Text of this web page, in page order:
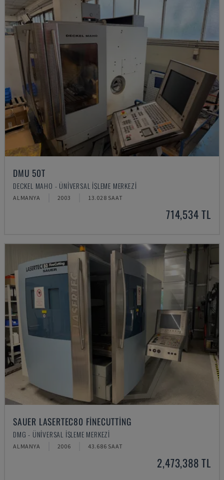
DMU 50T
DECKEL MAHO - ÜNIVERSAL İŞLEME MERKEZI
ALMANYA 2003 13.028 SAAT
714,534 TL
SAUER LASERTEC80 FINECUTTING
DMG - ÜNIVERSAL İŞLEME MERKEZI
ALMANYA 2006 43.686 SAAT
2,473,388 TL